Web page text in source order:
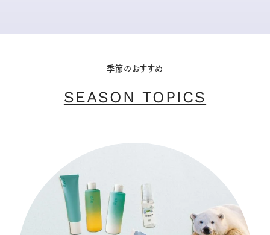
季節のおすすめ
SEASON TOPICS